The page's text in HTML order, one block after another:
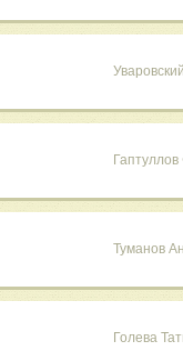
Туманов
Голева